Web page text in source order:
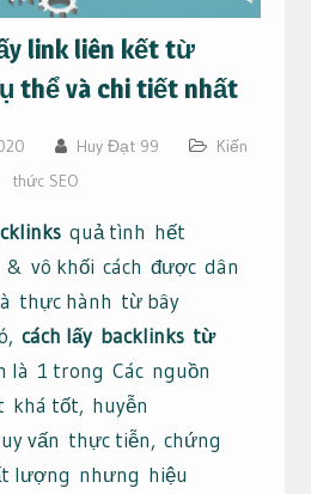
link liên kết từ
thể và chi tiết nhất
Huy Đạt 99
Kiến
thức SEO
quả tình hết
& vô khối cách đượcdân
thực hành từ bây
, cách lấy backlinkstừ
là 1 trong Cácnguồn
khá tốt, huyễn
vấn thực tiễn, chứng
lượng nhưng hiệu